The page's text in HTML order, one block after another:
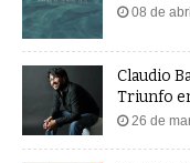
08 de
Claudio
Triunfo
26 de